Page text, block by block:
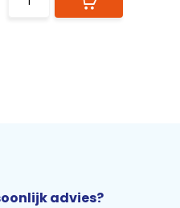
advies?